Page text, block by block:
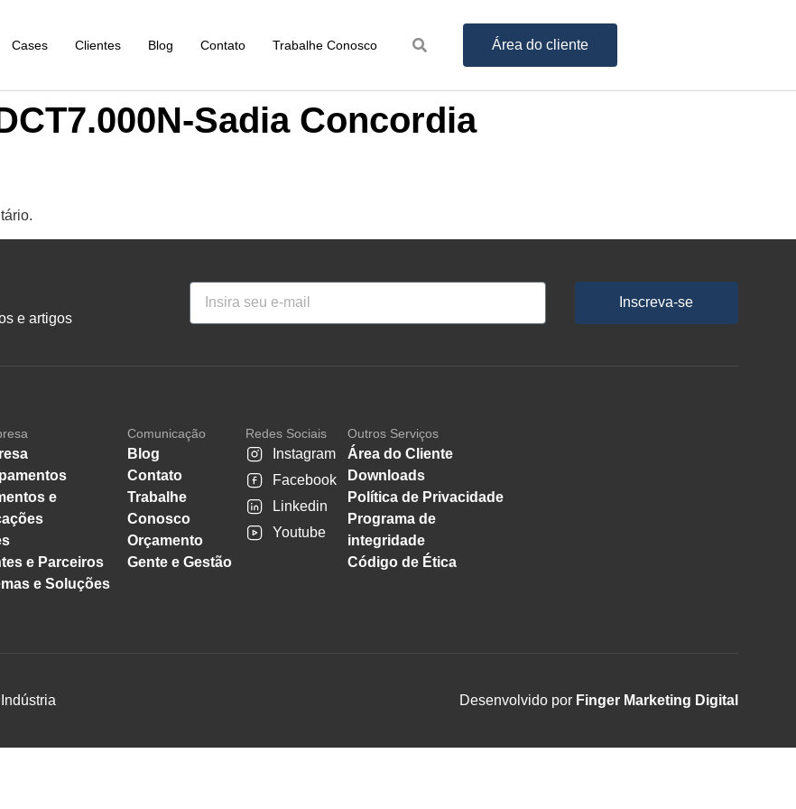
Cases Clientes Blog Contato Trabalhe Conosco Área do cliente
Sadia Concordia
e artigos
Inscreva-se
e
e Parceiros
e Soluções
Comunicação
Blog
Contato
Trabalhe
Conosco
Orçamento
Gente e Gestão
Redes Sociais
Instagram
Facebook
Linkedin
Youtube
Outros Serviços
Área do Cliente
Downloads
Política de Privacidade
Programa de
integridade
Código de Ética
Desenvolvido por Finger Marketing Digital